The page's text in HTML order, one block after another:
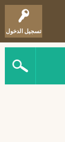
تسجيل الدخول